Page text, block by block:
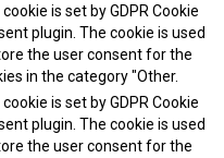
is set by GDPR Cookie
plugin. The cookie is used
the user consent for the
in the category "Other.
is set by GDPR Cookie
plugin. The cookie is used
the user consent for the